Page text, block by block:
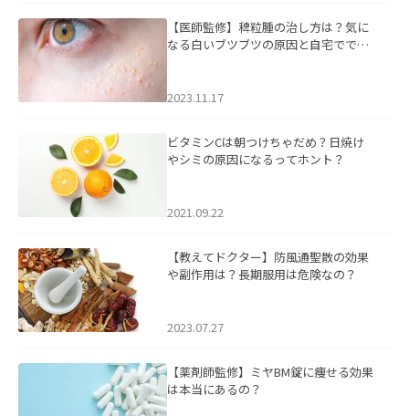
【医師監修】稗粒腫の治し方は？気に
なる白いブツブツの原因と自宅ででき
2023.11.17
ビタミンCは朝つけちゃだめ？日焼け
やシミの原因になるってホント？
2021.09.22
【教えてドクター】防風通聖散の効果
や副作用は？長期服用は危険なの？
2023.07.27
【薬剤師監修】ミヤBM錠に痩せる効果
は本当にあるの？